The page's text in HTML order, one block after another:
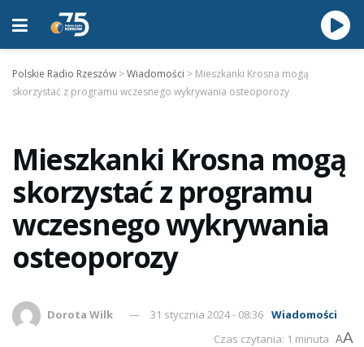
Polskie Radio Rzeszów >Wiadomości > Mieszkanki Krosna mogą
skorzystać z programu wczesnego wykrywania osteoporozy
Mieszkanki Krosna mogą
skorzystać z programu
wczesnego wykrywania
osteoporozy
Dorota Wilk 31 stycznia 2024 - 08:36 Wiadomości
Czas czytania: 1 minuta AA